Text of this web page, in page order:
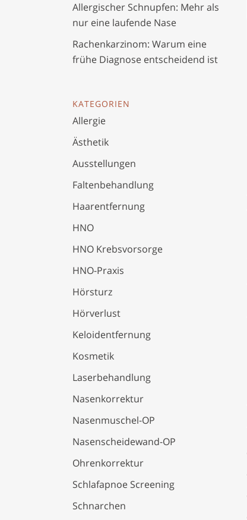
Allergischer Schnupfen: Mehr als
nur eine laufende Nase
Rachenkarzinom: Warum eine
frühe Diagnose entscheidend ist
KATEGORIEN
Allergie
Ästhetik
Ausstellungen
Faltenbehandlung
Haarentfernung
HNO
HNO Krebsvorsorge
HNO-Praxis
Hörsturz
Hörverlust
Keloidentfernung
Kosmetik
Laserbehandlung
Nasenkorrektur
Nasenmuschel-OP
Nasenscheidewand-OP
Ohrenkorrektur
Schlafapnoe Screening
Schnarchen